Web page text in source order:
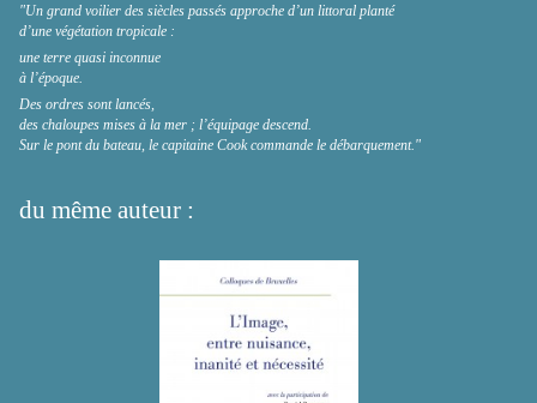
"Un grand voilier des siècles passés approche d’un littoral planté
d’une végétation tropicale :
une terre quasi inconnue
à l’époque.
Des ordres sont lancés,
des chaloupes mises à la mer ; l’équipage descend.
Sur le pont du bateau, le capitaine Cook commande le débarquement."
du même auteur :